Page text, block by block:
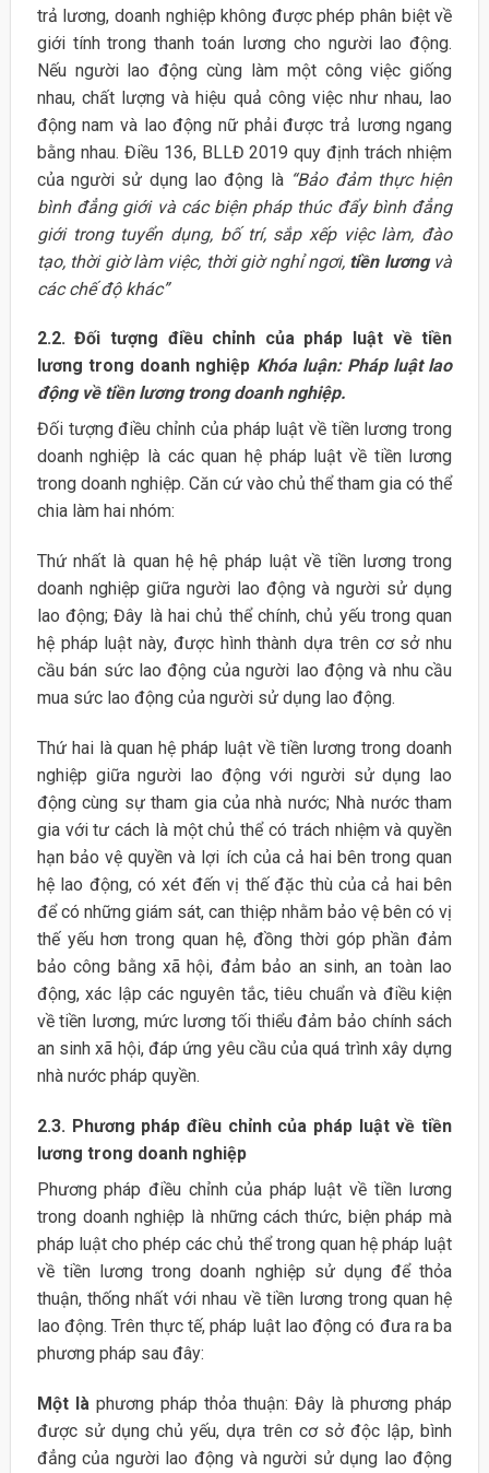
trả lương, doanh nghiệp không được phép phân biệt về
giới tính trong thanh toán lương cho người lao động.
Nếu người lao động cùng làm một công việc giống
nhau, chất lượng và hiệu quả công việc như nhau, lao
động nam và lao động nữ phải được trả lương ngang
bằng nhau. Điều 136, BLLĐ 2019 quy định trách nhiệm
của người sử dụng lao động là “Bảo đảm thực hiện
bình đẳng giới và các biện pháp thúc đẩy bình đẳng
giới trong tuyển dụng, bố trí, sắp xếp việc làm, đào
tạo, thời giờ làm việc, thời giờ nghỉ ngơi, tiền lươngvà
các chế độ khác”
2.2. Đối tượng điều chỉnh của pháp luật về tiền
lương trong doanh nghiệp Khóa luận: Pháp luật lao
động về tiền lương trong doanh nghiệp.
Đối tượng điều chỉnh của pháp luật về tiền lương trong
doanh nghiệp là các quan hệ pháp luật về tiền lương
trong doanh nghiệp. Căn cứ vào chủ thể tham gia có thể
chia làm hai nhóm:
Thứ nhất là quan hệ hệ pháp luật về tiền lương trong
doanh nghiệp giữa người lao động và người sử dụng
lao động; Đây là hai chủ thể chính, chủ yếu trong quan
hệ pháp luật này, được hình thành dựa trên cơ sở nhu
cầu bán sức lao động của người lao động và nhu cầu
mua sức lao động của người sử dụng lao động.
Thứ hai là quan hệ pháp luật về tiền lương trong doanh
nghiệp giữa người lao động với người sử dụng lao
động cùng sự tham gia của nhà nước; Nhà nước tham
gia với tư cách là một chủ thể có trách nhiệm và quyền
hạn bảo vệ quyền và lợi ích của cả hai bên trong quan
hệ lao động, có xét đến vị thế đặc thù của cả hai bên
để có những giám sát, can thiệp nhằm bảo vệ bên có vị
thế yếu hơn trong quan hệ, đồng thời góp phần đảm
bảo công bằng xã hội, đảm bảo an sinh, an toàn lao
động, xác lập các nguyên tắc, tiêu chuẩn và điều kiện
về tiền lương, mức lương tối thiểu đảm bảo chính sách
an sinh xã hội, đáp ứng yêu cầu của quá trình xây dựng
nhà nước pháp quyền.
2.3. Phương pháp điều chỉnh của pháp luật về tiền
lương trong doanh nghiệp
Phương pháp điều chỉnh của pháp luật về tiền lương
trong doanh nghiệp là những cách thức, biện pháp mà
pháp luật cho phép các chủ thể trong quan hệ pháp luật
về tiền lương trong doanh nghiệp sử dụng để thỏa
thuận, thống nhất với nhau về tiền lương trong quan hệ
lao động. Trên thực tế, pháp luật lao động có đưa ra ba
phương pháp sau đây:
Một là phương pháp thỏa thuận: Đây là phương pháp
được sử dụng chủ yếu, dựa trên cơ sở độc lập, bình
đẳng của người lao động và người sử dụng lao động